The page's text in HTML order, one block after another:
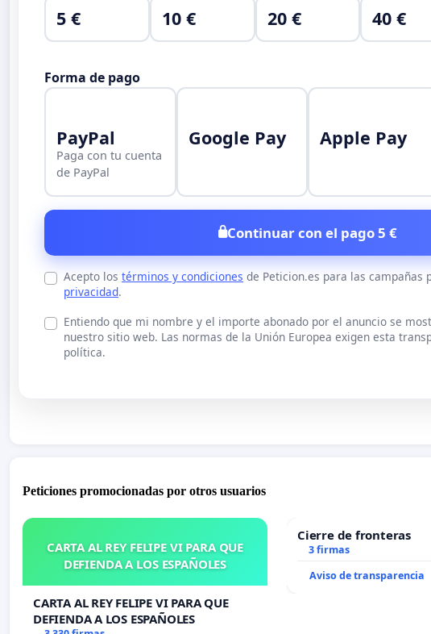
5 € 10 € 20 € 40 €
Forma de pago
PayPal
Paga con tu cuenta
de PayPal
Google Pay Apple Pay
Continuar con el pago 5 €
Acepto los términos y condiciones de Peticion.es para las campañas
privacidad.
Entiendo que mi nombre y el importe abonado por el anuncio se
nuestro sitio web. Las normas de la Unión Europea exigen esta
política.
Peticiones promocionadas por otros usuarios
CARTA AL REY FELIPE VI PARA QUE
DEFIENDA A LOS ESPAÑOLES
CARTA AL REY FELIPE VI PARA QUE
DEFIENDA A LOS ESPAÑOLES
Cierre de fronteras
3 firmas
Aviso de transparencia